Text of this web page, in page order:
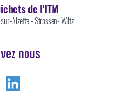
de l'ITM
Alzette-Strassen-Wiltz
nous